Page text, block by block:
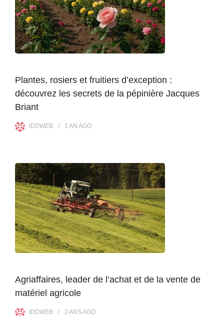
Plantes, rosiers et fruitiers d’exception :
découvrez les secrets de la pépinière Jacques
Briant
IDDWEB 1 AN AGO
Agriaffaires, leader de l’achat et de la vente de
matériel agricole
IDDWEB 2 ANSAGO